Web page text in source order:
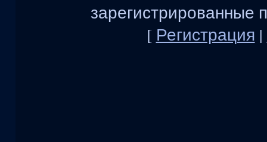
зарегистрированные
[ Регистрация |